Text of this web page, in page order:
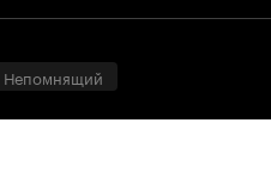
Непомнящий